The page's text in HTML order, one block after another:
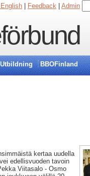
English Feedback Admin
Utbildning BBOFinland
kertaa uudella
edellisvuoden tavoin
Viitasalo - Osmo